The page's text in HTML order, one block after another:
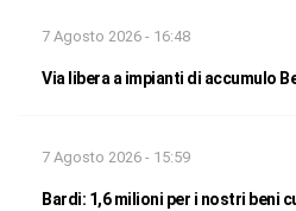
7 Agosto 2026 - 16:48
Via libera a impianti di accumulo
7 Agosto 2026 - 15:59
Bardi: 1,6 milioni per i nostri beni